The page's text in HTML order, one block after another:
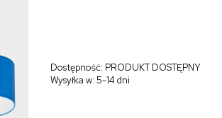
Dostępność: PRODUKT DOSTĘPNY
Wysyłka w:5-14 dni